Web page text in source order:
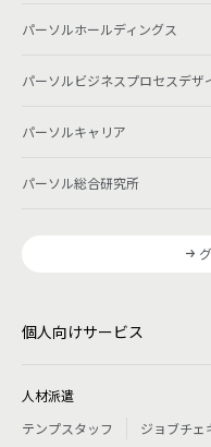
パーソルホールディングス
パーソルビジネスプロセスデザ
パーソルキャリア
パーソル総合研究所
個人向けサービス
人材派遣
テンプスタッフ
ジョブチェ